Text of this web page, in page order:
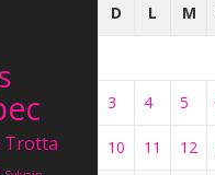
Trotta
D
L M
3 4 5
10 11 12